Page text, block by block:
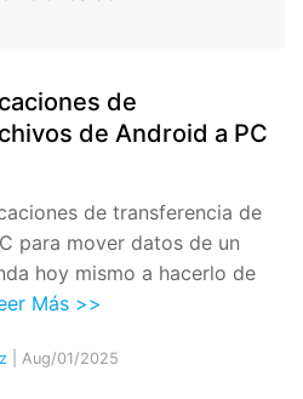
de
de Android a PC
de transferencia de
para mover datos de un
hoy mismo a hacerlo de
Más >>
| Aug/01/2025